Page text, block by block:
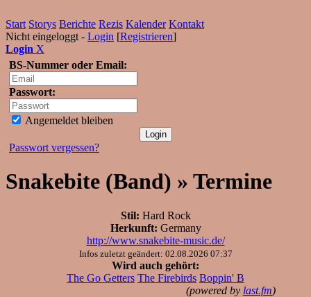
Start Storys Berichte Rezis Kalender Kontakt
Nicht eingeloggt - Login [Registrieren]
Login X
BS-Nummer oder Email:
Passwort:
Angemeldet bleiben
Passwort vergessen?
Snakebite (Band) » Termine
Stil: Hard Rock
Herkunft: Germany
http://www.snakebite-music.de/
Infos zuletzt geändert: 02.08.2026 07:37
Wird auch gehört:
The Go Getters The Firebirds Boppin' B
(powered by last.fm)